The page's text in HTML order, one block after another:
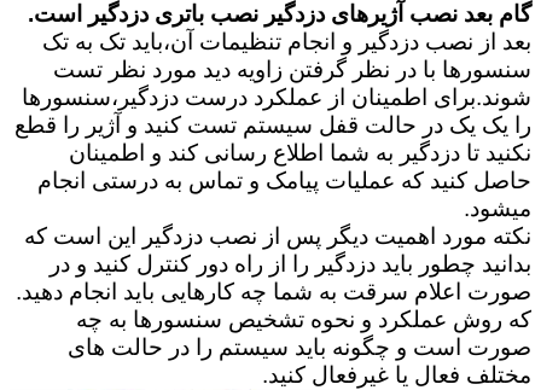
گام بعد نصب آژیرهای دزدگیر نصب باتری دزدگیر است.
بعد از نصب دزدگیر و انجام تنظیمات آن،باید تک به تک
سنسورها با در نظر گرفتن زاویه دید مورد نظر تست
شوند.برای اطمینان از عملکرد درست دزدگیر،سنسورها
را یک یک در حالت قفل سیستم تست کنید و آژیر را قطع
نکنید تا دزدگیر به شما اطلاع رسانی کند و اطمینان
حاصل کنید که عملیات پیامک و تماس به درستی انجام
میشود.
نکته مورد اهمیت دیگر پس از نصب دزدگیر این است که
بدانید چطور باید دزدگیر را از راه دور کنترل کنید و در
صورت اعلام سرقت به شما چه کارهایی باید انجام دهید.
که روش عملکرد و نحوه تشخیص سنسورها به چه
صورت است و چگونه باید سیستم را در حالت های
مختلف فعال یا غیرفعال کنید.